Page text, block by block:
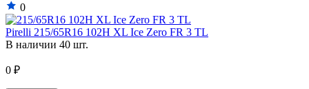
Lamborghini
0
Pirelli 215/65R16 102H XL Ice Zero FR 3 TL
В наличии 40 шт.
0 ₽